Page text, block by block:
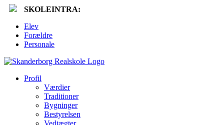
SKOLEINTRA:
Elev
Forældre
Personale
Profil
Værdier
Traditioner
Bygninger
Bestyrelsen
Vedtægter